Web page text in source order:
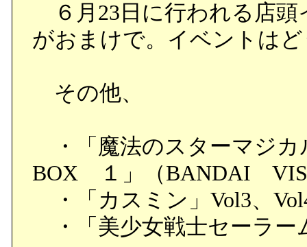
６月23日に行われる店頭
がおまけで。イベントは
その他、
・「魔法のスターマジ
BOX １」（BANDAI
・「カスミン」Vol3、
・「美少女戦士セーラー